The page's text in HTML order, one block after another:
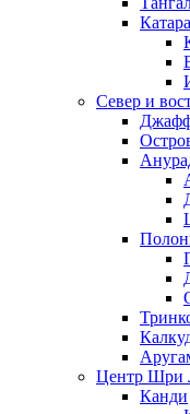
Север и
Центр Шри
Канди